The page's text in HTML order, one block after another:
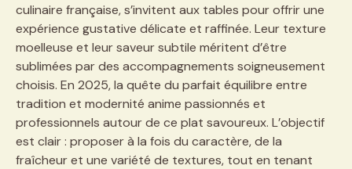
culinaire française, s’invitent aux tables pour offrir une
expérience gustative délicate et raffinée. Leur texture
moelleuse et leur saveur subtile méritent d’être
sublimées par des accompagnements soigneusement
choisis. En 2025, la quête du parfait équilibre entre
tradition et modernité anime passionnés et
professionnels autour de ce plat savoureux. L’objectif
est clair : proposer à la fois du caractère, de la
fraîcheur et une variété de textures, tout en tenant